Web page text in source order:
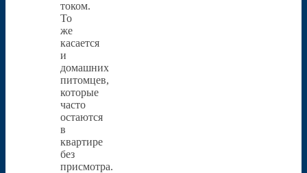
током.
То
же
касается
и
домашних
питомцев,
которые
часто
остаются
в
квартире
без
присмотра.